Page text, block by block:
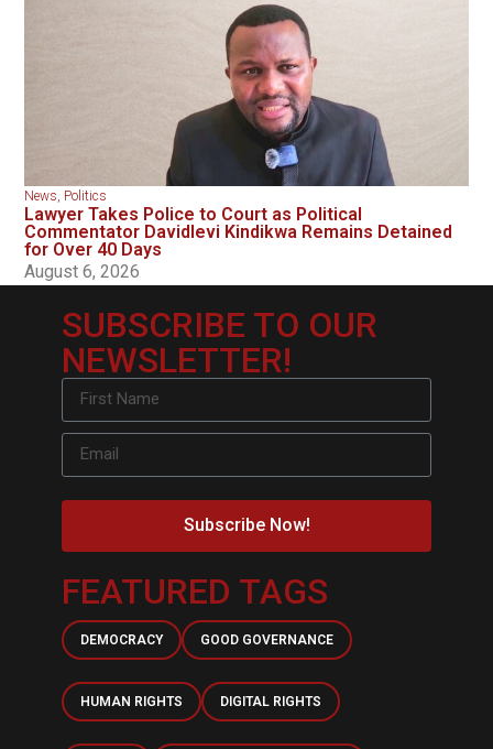
News Politics
Lawyer Takes Police to Court as Political
Commentator Davidlevi Kindikwa Remains Detained
for Over 40 Days
August 6, 2026
SUBSCRIBE TO OUR
NEWSLETTER!
Subscribe Now!
FEATURED TAGS
DEMOCRACY GOOD GOVERNANCE
HUMAN RIGHTS DIGITAL RIGHTS